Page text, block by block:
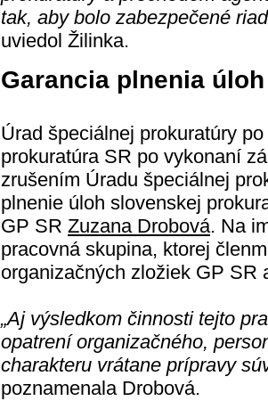
tak, aby bolo zabezpečené
uviedol Žilinka.
Garancia plnenia
Úrad špeciálnej prokuratúry
prokuratúra SR po vykonaní
zrušením Úradu špeciálnej
plnenie úloh slovenskej
GP SR Zuzana Drobová. Na
pracovná skupina, ktorej
organizačných zložiek GP SR
„Aj výsledkom činnosti tejto
opatrení organizačného,
charakteru vrátane prípravy
poznamenala Drobová.